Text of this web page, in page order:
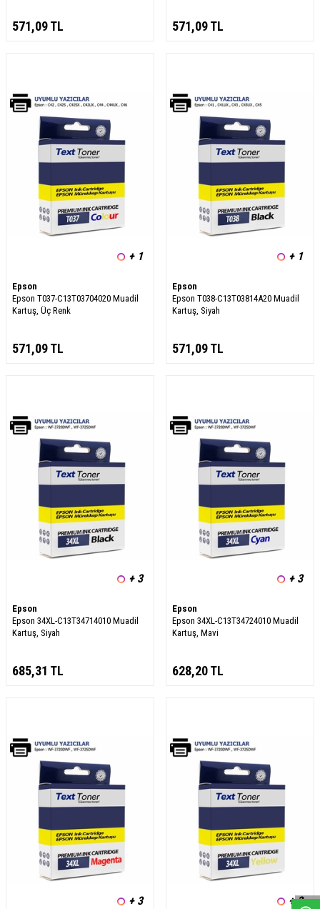
571,09TL 571,09TL
+ 1
Epson
Epson T037-C13T03704020 Muadil
Kartuş, Üç Renk
571,09TL
+ 1
Epson
Epson T038-C13T03814A20 Muadil
Kartuş, Siyah
571,09TL
+ 3
Epson
Epson 34XL-C13T34714010 Muadil
Kartuş, Siyah
685,31 TL
+ 3
Epson
Epson 34XL-C13T34724010 Muadil
Kartuş, Mavi
628,20TL
+ 3 + 3